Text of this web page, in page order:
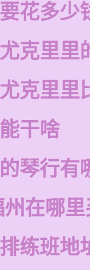
花多少
克里里
克里里
干啥
琴行有
在哪
练班地